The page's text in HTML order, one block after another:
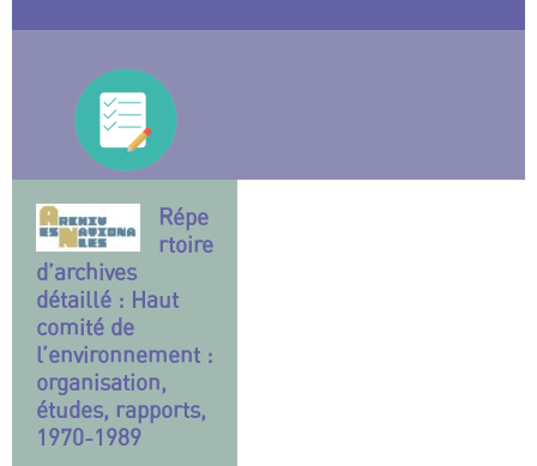
Répe
rtoire
d’archives
détaillé : Haut
comité de
l’environnement :
organisation,
études, rapports,
1970-1989